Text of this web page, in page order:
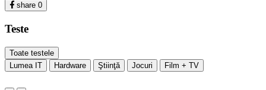
share 0
Teste
Toate testele
Lumea IT
Hardware Ştiinţă Jocuri Film + TV